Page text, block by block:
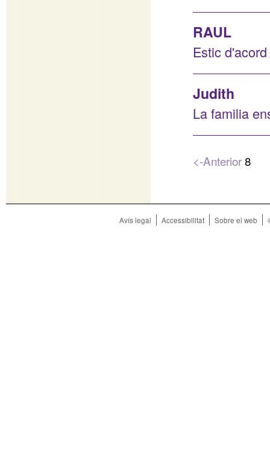
RAUL
Estic
Judith
La familia
<-Anterior8
Avís legal Accessibilitat Sobre el web